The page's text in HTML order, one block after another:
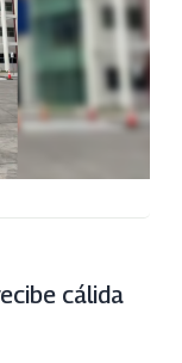
cálida